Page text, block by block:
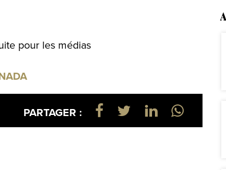
pour les médias
PARTAGER :